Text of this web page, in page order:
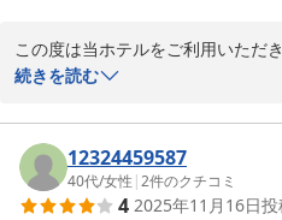
2026-01-06
コンサートでよくいろんなホテル利
この度は当ホテルをご利用いただ
また、ご感想をお寄せくださいま
ベルーナドームでのご利用に際し
きたようで安堵しております。
続きを読む
12324459587
40代/女性 |2件のクチコミ
4 2025年11月16日